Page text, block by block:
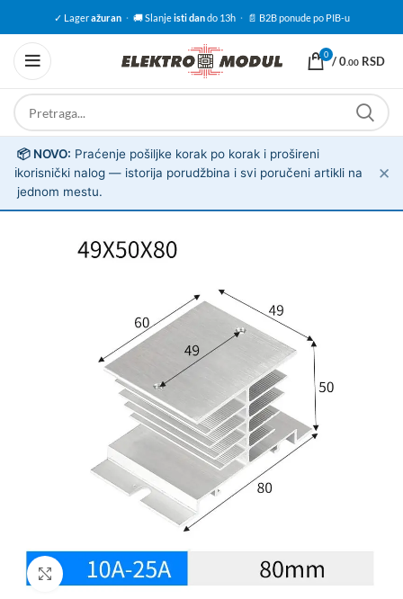
✓ Lageražuran · 🚚 Slanjeisti dando 13h · 📄 B2B ponude po PIB-u
0 /0.00 RSD
ℹ️
📦 NOVO: Praćenje pošiljke korak po korak i prošireni
korisnički nalog — istorija porudžbina i svi poručeni artikli na
jednom mestu.
✕
Uvećaj sliku